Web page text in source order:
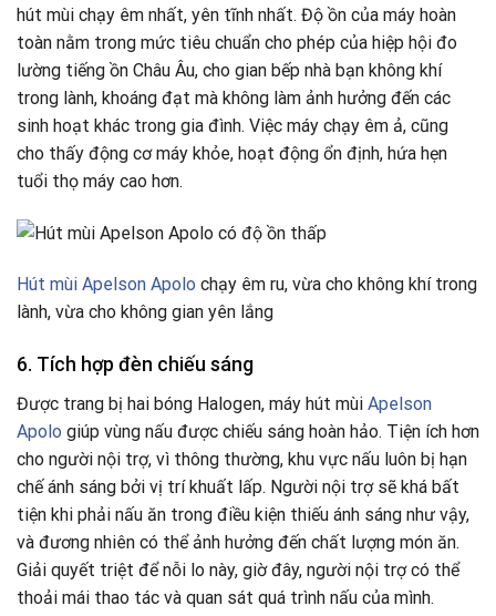
hút mùi chạy êm nhất, yên tĩnh nhất. Độ ồn của máy hoàn
toàn nằm trong mức tiêu chuẩn cho phép của hiệp hội đo
lường tiếng ồn Châu Âu, cho gian bếp nhà bạn không khí
trong lành, khoáng đạt mà không làm ảnh hưởng đến các
sinh hoạt khác trong gia đình. Việc máy chạy êm ả, cũng
cho thấy động cơ máy khỏe, hoạt động ổn định, hứa hẹn
tuổi thọ máy cao hơn.
Hút mùi Apelson Apolo chạy êm ru, vừa cho không khí trong
lành, vừa cho không gian yên lắng
6. Tích hợp đèn chiếu sáng
Được trang bị hai bóng Halogen, máy hút mùi Apelson
Apolo giúp vùng nấu được chiếu sáng hoàn hảo. Tiện ích hơn
cho người nội trợ, vì thông thường, khu vực nấu luôn bị hạn
chế ánh sáng bởi vị trí khuất lấp. Người nội trợ sẽ khá bất
tiện khi phải nấu ăn trong điều kiện thiếu ánh sáng như vậy,
và đương nhiên có thể ảnh hưởng đến chất lượng món ăn.
Giải quyết triệt để nỗi lo này, giờ đây, người nội trợ có thể
thoải mái thao tác và quan sát quá trình nấu của mình.